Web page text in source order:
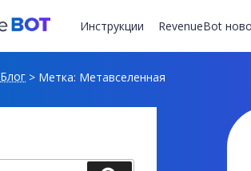
Инструкции RevenueBot
Блог > Метка: Метавселенная